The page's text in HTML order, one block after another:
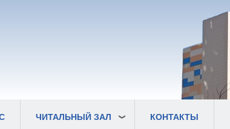
ЧИТАЛЬНЫЙ ЗАЛ КОНТАКТЫ